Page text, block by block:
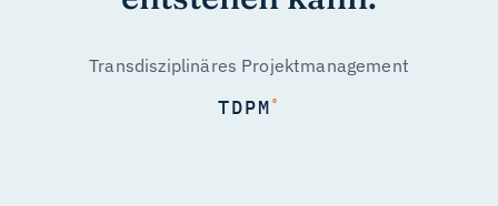
Transdisziplinäres Projektmanagement
TDPM ®